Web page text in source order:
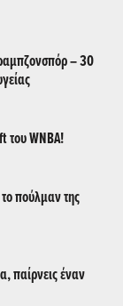
– 30
του WNBA!
πούλμαν της
παίρνεις έναν